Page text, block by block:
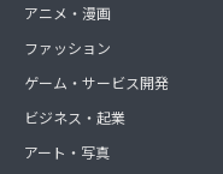
アニメ・漫画
ファッション
ゲーム・サービス開発
ビジネス・起業
アート・写真